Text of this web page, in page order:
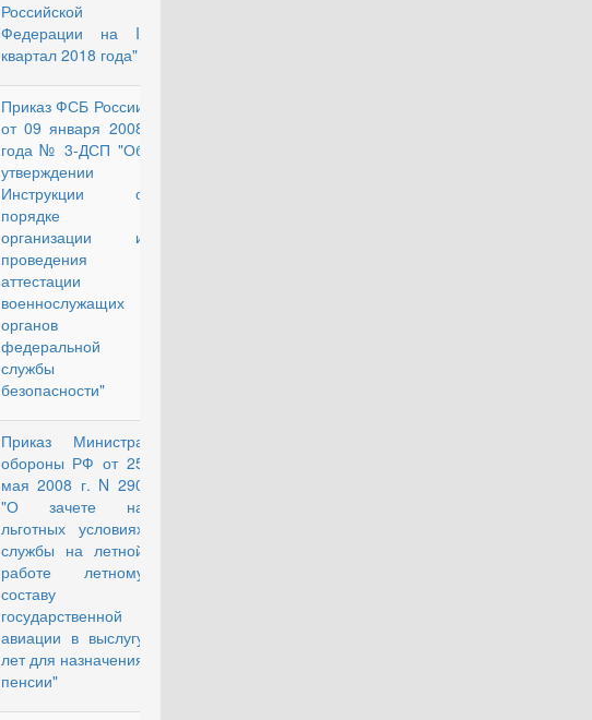
Российской
Федерации на II
квартал 2018 года"
Приказ ФСБ России
от 09 января 2008
года № 3-ДСП "Об
утверждении
Инструкции о
порядке
организации и
проведения
аттестации
военнослужащих
органов
федеральной
службы
безопасности"
Приказ Министра
обороны РФ от 25
мая 2008 г. N 290
"О зачете на
льготных условиях
службы на летной
работе летному
составу
государственной
авиации в выслугу
лет для назначения
пенсии"